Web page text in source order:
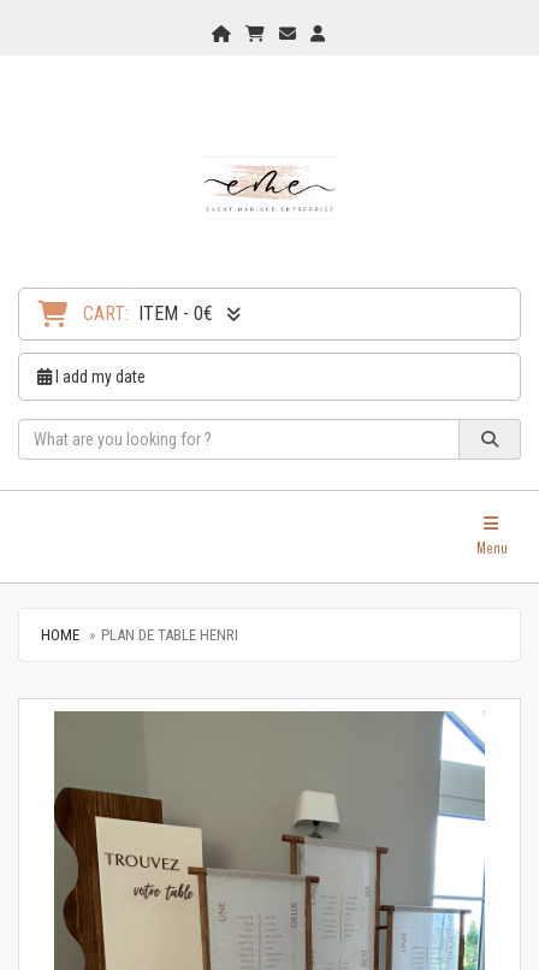
Home My CartCheckout
CART: ITEM - 0€
I add my date
Toggle
Menu
HOME PLAN DE TABLE HENRI